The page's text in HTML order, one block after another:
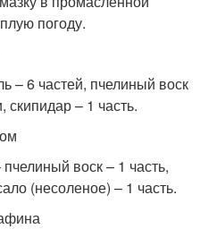
погоду.
– 6 частей, пчелиный воск
скипидар – 1 часть.
пчелиный воск – 1 часть,
(несоленое) – 1 часть.